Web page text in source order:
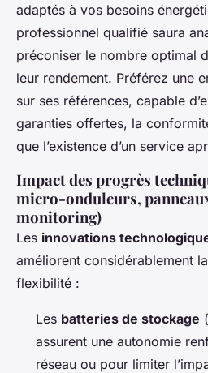
adaptés à vos besoins
professionnel qualifié saura
préconiser le nombre optimal
leur rendement. Préférez une
sur ses références, capable
garanties offertes, la
que l’existence d’un service
Impact des progrès
micro-onduleurs,
monitoring)
Les innovations
améliorent considérablement
flexibilité :
Les batteries de stockage
assurent une autonomie
réseau ou pour limiter